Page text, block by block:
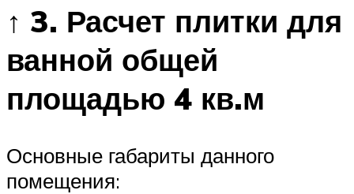
↑ 3. Расчет плитки для
ванной общей
площадью 4 кв.м
Основные габариты данного
помещения: